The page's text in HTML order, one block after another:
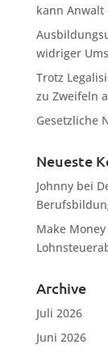
kann Anwalt
widriger
Trotz
zu Zweifeln
Gesetzliche
Neueste
Johnnybei
Make Money
Archive
Juli 2026
Juni 2026